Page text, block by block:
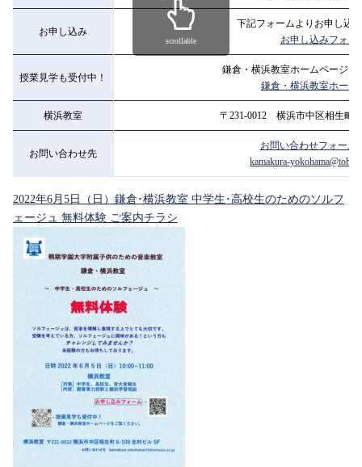
お申し込み
下記フォームよりお申し込
お申し込みフォー
授業見学も受付中！
鎌倉・横浜教室ホームページを
鎌倉・横浜教室ホーム
横浜教室 〒231-0012 横浜市中区相生町
お問い合わせ先
お問い合わせフォーム
kamakura-
scrollable
2022年6月5日（日）鎌倉･横浜教室 中学生･高校生のためのソルフ
ェージュ 無料体験 ご案内チラシ